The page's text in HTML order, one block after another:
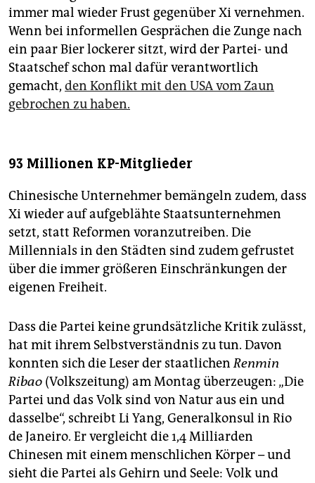
immer mal wieder Frust gegenüber Xi vernehmen.
Wenn bei informellen Gesprächen die Zunge nach
ein paar Bier lockerer sitzt, wird der Partei- und
Staatschef schon mal dafür verantwortlich
gemacht, den Konflikt mit den USA vom Zaun
gebrochen zu haben.
93 Millionen KP-Mitglieder
Chinesische Unternehmer bemängeln zudem, dass
Xi wieder auf aufgeblähte Staatsunternehmen
setzt, statt Reformen voranzutreiben. Die
Millennials in den Städten sind zudem gefrustet
über die immer größeren Einschränkungen der
eigenen Freiheit.
Dass die Partei keine grundsätzliche Kritik zulässt,
hat mit ihrem Selbstverständnis zu tun. Davon
konnten sich die Leser der staatlichenRenmin
Ribao (Volkszeitung) am Montag überzeugen: „Die
Partei und das Volk sind von Natur aus ein und
dasselbe“, schreibt Li Yang, Generalkonsul in Rio
de Janeiro. Er vergleicht die 1,4 Milliarden
Chinesen mit einem menschlichen Körper – und
sieht die Partei als Gehirn und Seele: Volk und